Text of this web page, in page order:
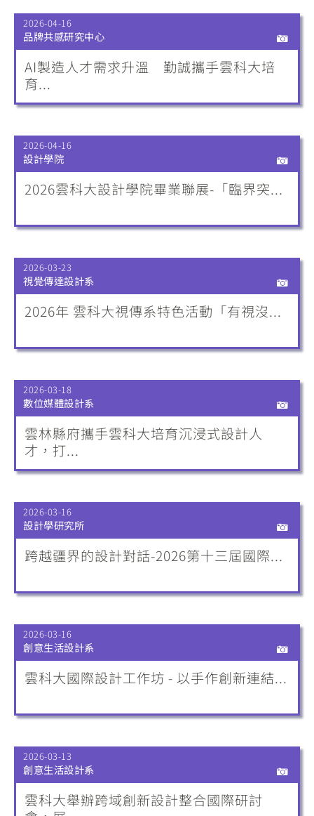
2026-04-16
品牌共感研究中心
AI製造人才需求升溫 勤誠攜手雲科大培
育...
2026-04-16
設計學院
2026雲科大設計學院畢業聯展-「臨界突...
2026-03-23
視覺傳達設計系
2026年 雲科大視傳系特色活動「有視沒...
2026-03-18
數位媒體設計系
雲林縣府攜手雲科大培育沉浸式設計人
才，打...
2026-03-16
設計學研究所
跨越疆界的設計對話-2026第十三屆國際...
2026-03-16
創意生活設計系
雲科大國際設計工作坊 - 以手作創新連結...
2026-03-13
創意生活設計系
雲科大舉辦跨域創新設計整合國際研討